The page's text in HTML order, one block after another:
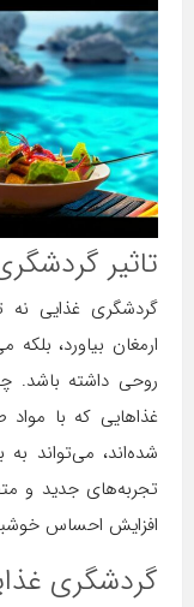
تاثیر
گردشگری غذایی نه
ارمغان بیاورد،
روحی داشته
غذاهایی که با
شده‌اند، می‌تواند
تجربه‌های جدید و
افزایش احساس
گردشگری